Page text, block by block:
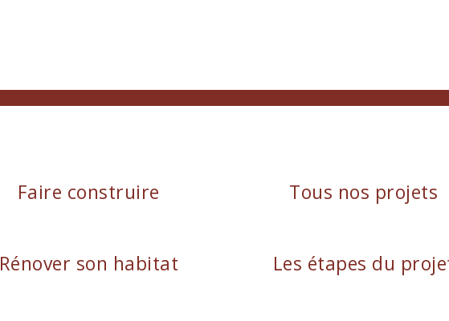
Faire construire
Rénover son habitat
Tous nos projets
Les étapes du